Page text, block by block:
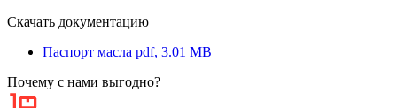
Скачать документацию
Паспорт масла pdf, 3.01 MB
Почему с нами выгодно?